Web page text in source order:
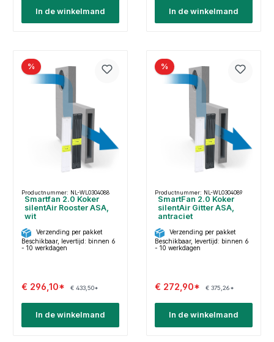
In de winkelmand In de winkelmand
%
Productnummer: NL-WL0304088
Smartfan 2.0 Koker
silentAir Rooster ASA,
wit
Verzending per pakket
Beschikbaar, levertijd: binnen 6
- 10 werkdagen
€ 296,10* € 433,50*
In de winkelmand
%
Productnummer: NL-WL0304089
SmartFan 2.0 Koker
silentAir Gitter ASA,
antraciet
Verzending per pakket
Beschikbaar, levertijd: binnen 6
- 10 werkdagen
€ 272,90* € 375,26*
In de winkelmand